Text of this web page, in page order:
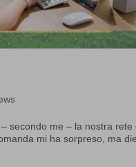
secondo me – la nostra
mi ha sorpreso, ma